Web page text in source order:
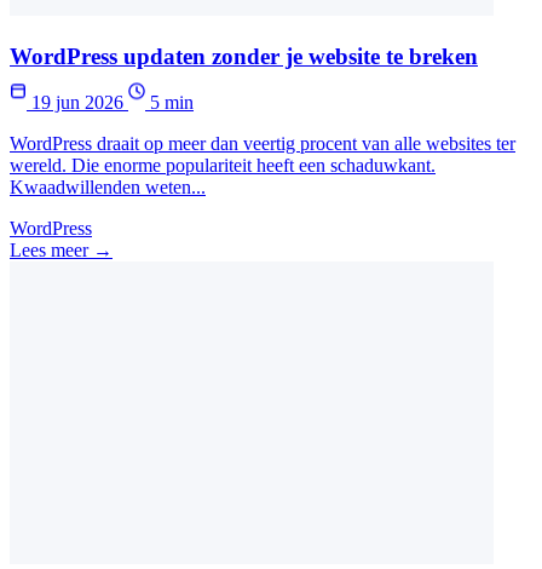
WordPress updaten zonder je website te breken
19 jun 2026
5 min
WordPress draait op meer dan veertig procent van alle websites ter
wereld. Die enorme populariteit heeft een schaduwkant.
Kwaadwillenden weten...
WordPress
Lees meer →